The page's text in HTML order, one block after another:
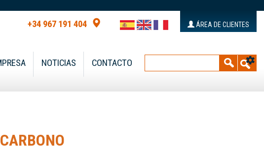
+34 967 191 404 ÁREA DE CLIENTES
NOTICIAS CONTACTO